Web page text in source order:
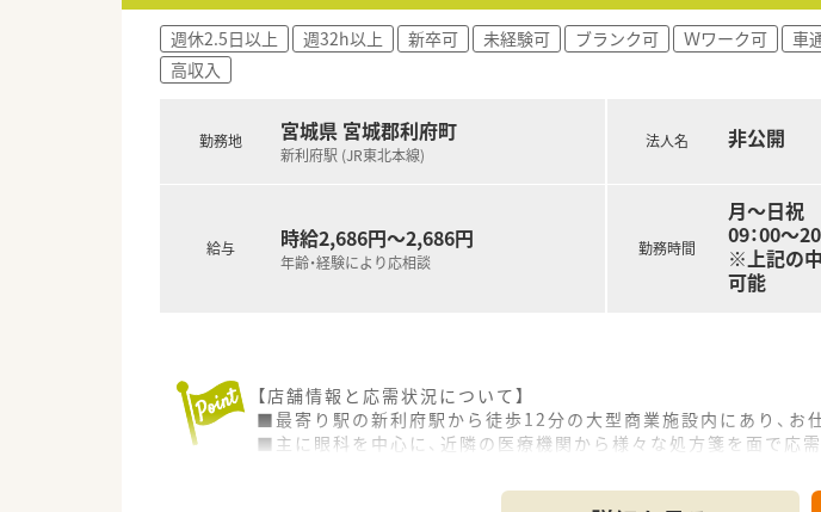
週休2.5日以上 週32h以上 新卒可 未経験可 ブランク可 Ｗワーク可 車
高収入
勤務地 宮城県 宮城郡利府町
新利府駅 (JR東北本線)
給与 時給2,686円～2,686円
年齢・経験により応相談
法人名 非公開
勤務時間
月～日祝
09：00～20
※上記の
可能
【店舗情報と応需状況について】
■最寄り駅の新利府駅から徒歩12分の大型商業施設内にあり、お
■主に眼科を中心に、近隣の医療機関から様々な処方箋を面で応